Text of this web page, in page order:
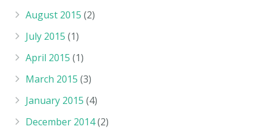
August 2015 (2)
July 2015 (1)
April 2015 (1)
March 2015 (3)
January 2015 (4)
December 2014(2)